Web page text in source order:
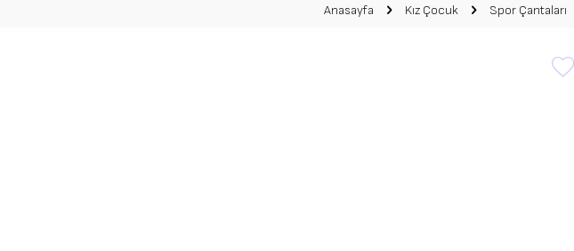
Anasayfa Kız Çocuk Spor Çantaları